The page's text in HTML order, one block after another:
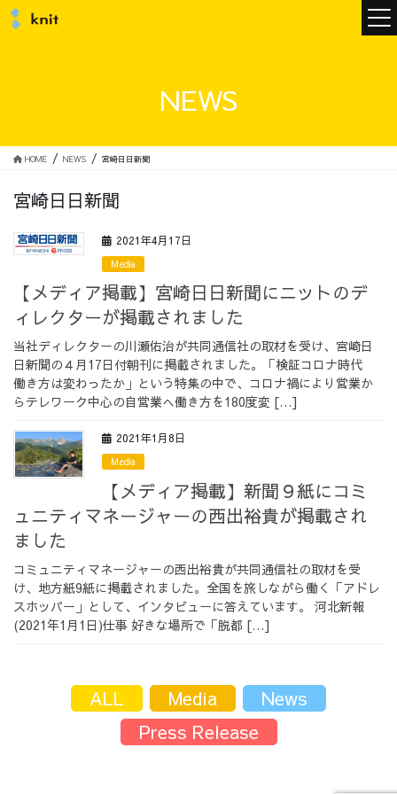
メンバー
サービス
採用情報トップ チームインタビュー01
チームインタビュー02 チームインタビュー03
NEWS
HOME NEWS 宮崎日日新聞
宮崎日日新聞
2021年4月17日
Media
【メディア掲載】宮崎日日新聞にニットのデ
ィレクターが掲載されました
当社ディレクターの川瀬佑治が共同通信社の取材を受け、宮崎日
日新聞の４月17日付朝刊に掲載されました。「検証コロナ時代
働き方は変わったか」という特集の中で、コロナ禍により営業か
らテレワーク中心の自営業へ働き方を180度変 […]
2021年1月8日
Media
【メディア掲載】新聞９紙にコミ
ュニティマネージャーの西出裕貴が掲載され
ました
コミュニティマネージャーの西出裕貴が共同通信社の取材を受
け、地方紙9紙に掲載されました。全国を旅しながら働く「アドレ
スホッパー」として、インタビューに答えています。 河北新報
(2021年1月1日)仕事 好きな場所で「脱都 […]
ALL Media
News
Press Release